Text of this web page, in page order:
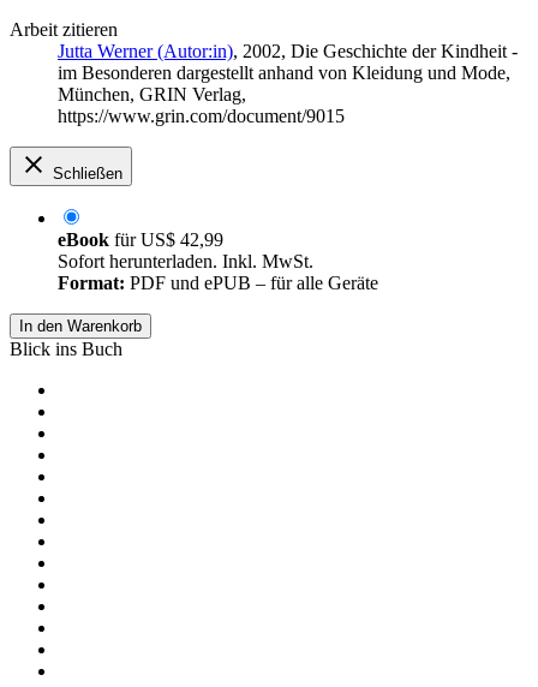
Arbeit zitieren
Jutta Werner (Autor:in), 2002, Die Geschichte der Kindheit -
im Besonderen dargestellt anhand von Kleidung und Mode,
München, GRIN Verlag,
https://www.grin.com/document/9015
Schließen
eBook fürUS$ 42,99
Sofort herunterladen. Inkl. MwSt.
Format: PDF und ePUB – für alle Geräte
In den Warenkorb
Blick ins Buch